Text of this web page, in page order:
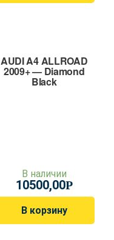
AUDI A4 ALLROAD
2009+ — Diamond
Black
В наличии
10500,00Р
В корзину